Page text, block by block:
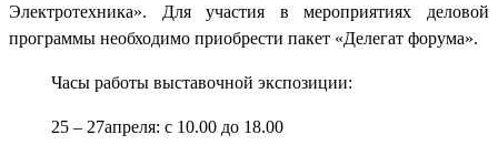
Электротехника». Для участия в мероприятиях деловой
программы необходимо приобрести пакет «Делегат форума».
Часы работы выставочной экспозиции:
25 – 27апреля: с 10.00 до 18.00